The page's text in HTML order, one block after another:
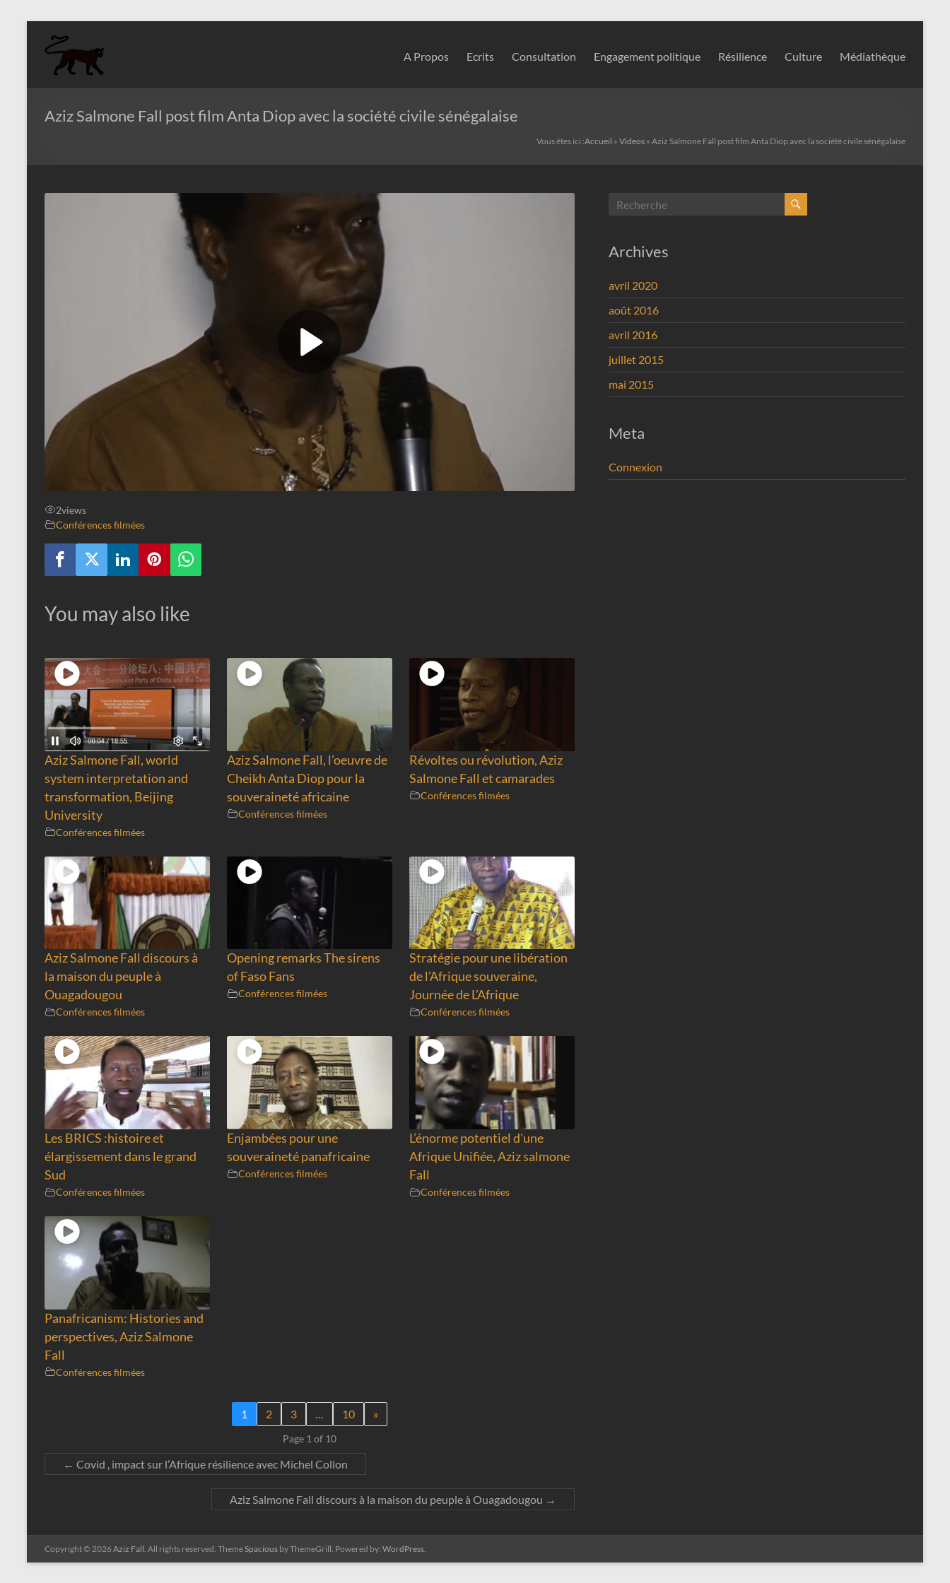
contenu
Aziz
Fall
Internationaliste
A Propos Ecrits Consultation Engagement politique Résilience Culture Médiathèque
Aziz Salmone Fall post film Anta Diop avec la société civile sénégalaise
Vous êtes ici :Accueil » Videos » Aziz Salmone Fall post film Anta Diop avec la société civile sénégalaise
2views
Conférences filmées
You may also like
Aziz Salmone Fall, world
system interpretation and
transformation, Beijing
University
Conférences filmées
Aziz Salmone Fall, l’oeuvre de
Cheikh Anta Diop pour la
souveraineté africaine
Conférences filmées
Révoltes ou révolution, Aziz
Salmone Fall et camarades
Conférences filmées
Aziz Salmone Fall discours à
la maison du peuple à
Ouagadougou
Conférences filmées
Opening remarks The sirens
of Faso Fans
Conférences filmées
Stratégie pour une libération
de l’Afrique souveraine,
Journée de L’Afrique
Conférences filmées
Les BRICS :histoire et
élargissement dans le grand
Sud
Conférences filmées
Enjambées pour une
souveraineté panafricaine
Conférences filmées
L’énorme potentiel d’une
Afrique Unifiée, Aziz salmone
Fall
Conférences filmées
Panafricanism: Histories and
perspectives, Aziz Salmone
Fall
Conférences filmées
1 2 3 10 »
Page 1 of 10
← Covid , impact sur l’Afrique résilience avec Michel Collon
Aziz Salmone Fall discours à la maison du peuple à Ouagadougou →
Archives
avril 2020
août 2016
avril 2016
juillet 2015
mai 2015
Meta
Connexion
Copyright © 2026Aziz Fall . All rights reserved. ThemeSpacious by ThemeGrill. Powered by: WordPress